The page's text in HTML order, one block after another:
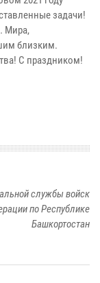
задачи!
Мира,
близким.
С праздником!
службы войск
по Республике
Башкортостан